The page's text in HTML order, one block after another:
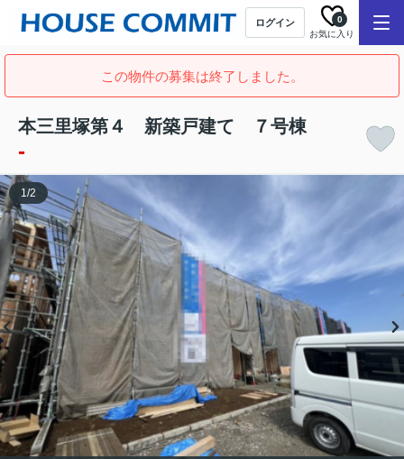
ログイン
お気に入り
0
この物件の募集は終了しました。
本三里塚第４ 新築戸建て ７号棟
-
1/2